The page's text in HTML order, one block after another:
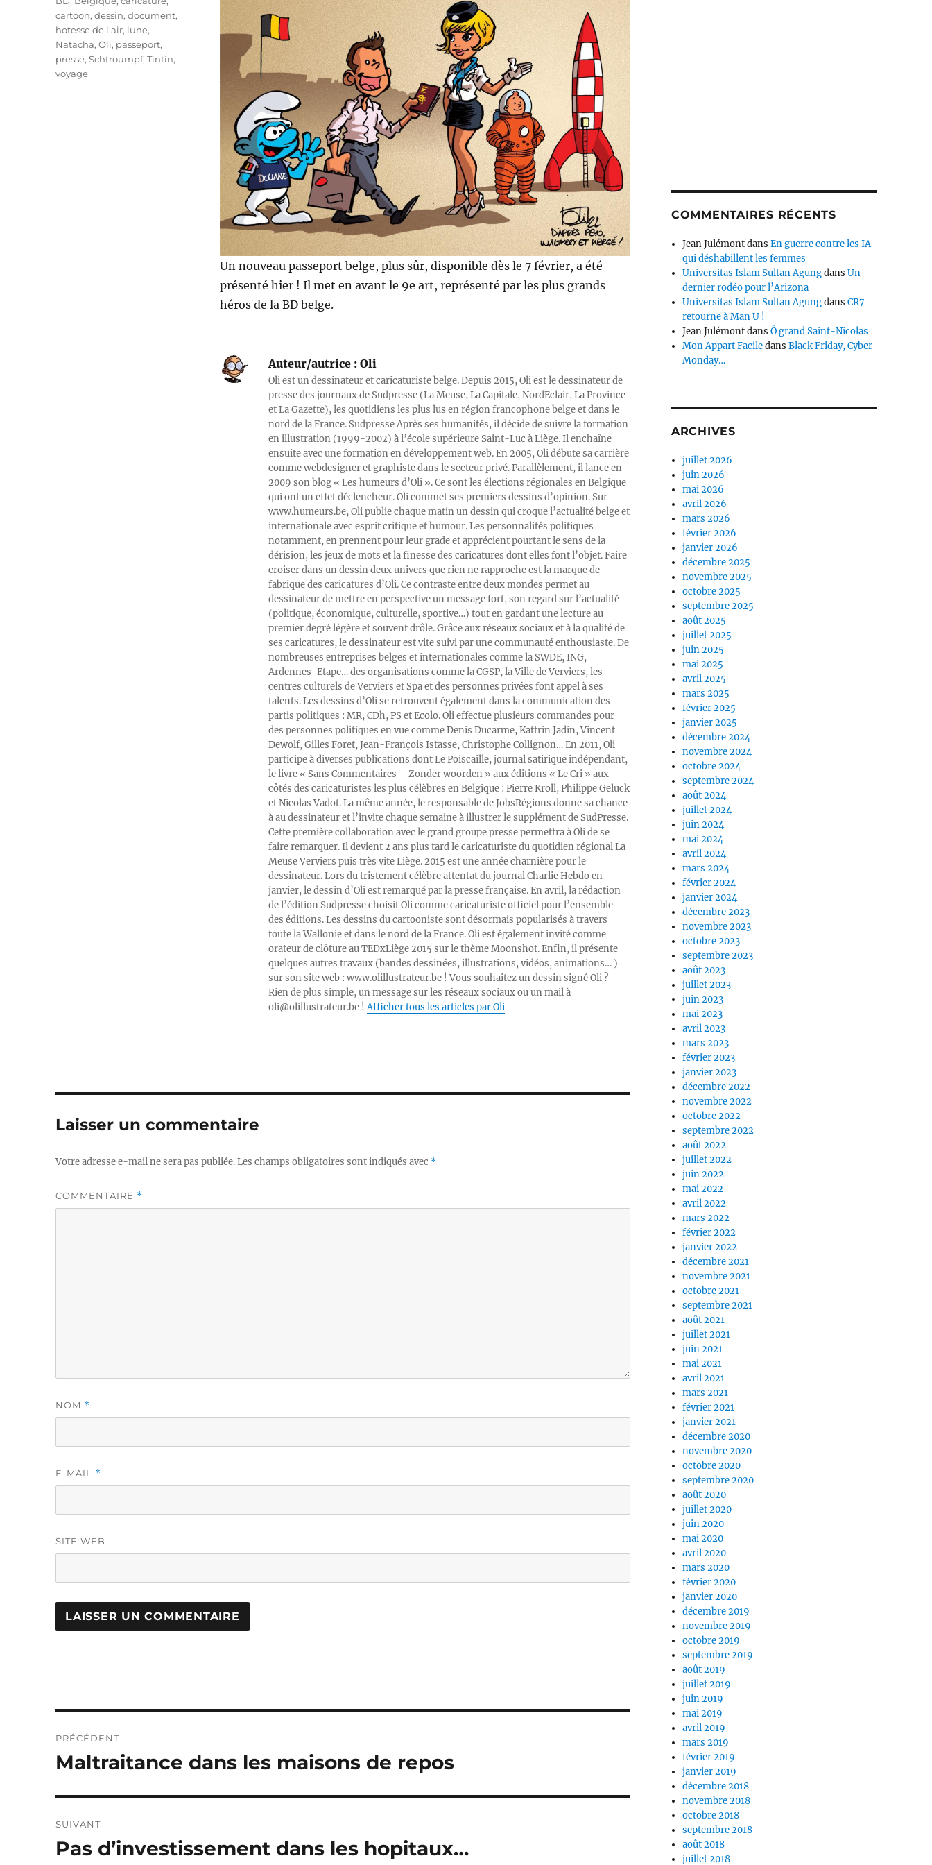
Un nouveau passeport belge, plus sûr, disponible dès le 7 février, a été
présenté hier ! Il met en avant le 9e art, représenté par les plus grands
héros de la BD belge.
Auteur/autrice :Oli
Oli est un dessinateur et caricaturiste belge. Depuis 2015, Oli est le dessinateur de
presse des journaux de Sudpresse (La Meuse, La Capitale, NordEclair, La Province
et La Gazette), les quotidiens les plus lus en région francophone belge et dans le
nord de la France. Sudpresse Après ses humanités, il décide de suivre la formation
en illustration (1999-2002) à l’école supérieure Saint-Luc à Liège. Il enchaîne
ensuite avec une formation en développement web. En 2005, Oli débute sa carrière
comme webdesigner et graphiste dans le secteur privé. Parallèlement, il lance en
2009 son blog « Les humeurs d’Oli ». Ce sont les élections régionales en Belgique
qui ont un effet déclencheur. Oli commet ses premiers dessins d’opinion. Sur
www.humeurs.be, Oli publie chaque matin un dessin qui croque l’actualité belge et
internationale avec esprit critique et humour. Les personnalités politiques
notamment, en prennent pour leur grade et apprécient pourtant le sens de la
dérision, les jeux de mots et la finesse des caricatures dont elles font l’objet. Faire
croiser dans un dessin deux univers que rien ne rapproche est la marque de
fabrique des caricatures d’Oli. Ce contraste entre deux mondes permet au
dessinateur de mettre en perspective un message fort, son regard sur l’actualité
(politique, économique, culturelle, sportive…) tout en gardant une lecture au
premier degré légère et souvent drôle. Grâce aux réseaux sociaux et à la qualité de
ses caricatures, le dessinateur est vite suivi par une communauté enthousiaste. De
nombreuses entreprises belges et internationales comme la SWDE, ING,
Ardennes-Etape… des organisations comme la CGSP, la Ville de Verviers, les
centres culturels de Verviers et Spa et des personnes privées font appel à ses
talents. Les dessins d’Oli se retrouvent également dans la communication des
partis politiques : MR, CDh, PS et Ecolo. Oli effectue plusieurs commandes pour
des personnes politiques en vue comme Denis Ducarme, Kattrin Jadin, Vincent
Dewolf, Gilles Foret, Jean-François Istasse, Christophe Collignon… En 2011, Oli
participe à diverses publications dont Le Poiscaille, journal satirique indépendant,
le livre « Sans Commentaires – Zonder woorden » aux éditions « Le Cri » aux
côtés des caricaturistes les plus célèbres en Belgique : Pierre Kroll, Philippe Geluck
et Nicolas Vadot. La même année, le responsable de JobsRégions donne sa chance
à au dessinateur et l’invite chaque semaine à illustrer le supplément de SudPresse.
Cette première collaboration avec le grand groupe presse permettra à Oli de se
faire remarquer. Il devient 2 ans plus tard le caricaturiste du quotidien régional La
Meuse Verviers puis très vite Liège. 2015 est une année charnière pour le
dessinateur. Lors du tristement célèbre attentat du journal Charlie Hebdo en
janvier, le dessin d’Oli est remarqué par la presse française. En avril, la rédaction
de l’édition Sudpresse choisit Oli comme caricaturiste officiel pour l’ensemble
des éditions. Les dessins du cartooniste sont désormais popularisés à travers
toute la Wallonie et dans le nord de la France. Oli est également invité comme
orateur de clôture au TEDxLiège 2015 sur le thème Moonshot. Enfin, il présente
quelques autres travaux (bandes dessinées, illustrations, vidéos, animations… )
sur son site web : www.olillustrateur.be ! Vous souhaitez un dessin signé Oli ?
Rien de plus simple, un message sur les réseaux sociaux ou un mail à
oli@olillustrateur.be !Afficher tous les articles par Oli
cartoon,dessin,document,
hotesse de l'air, lune,
Natacha,Oli, passeport,
presse,Schtroumpf,Tintin,
voyage
Laisser un commentaire
Votre adresse e-mail ne sera pas publiée.Les champs obligatoires sont indiqués avec *
COMMENTAIRE *
NOM *
E-MAIL *
SITE WEB
de
PRÉCÉDENT
Publication
Maltraitance dans les maisons de repos
SUIVANT
Publication
Pas d’investissement dans les hopitaux…
COMMENTAIRES RÉCENTS
Jean JulémontdansEn guerre contre les IA
qui déshabillent les femmes
Universitas Islam Sultan AgungdansUn
dernier rodéo pour l’Arizona
Universitas Islam Sultan AgungdansCR7
retourne à Man U !
Jean JulémontdansÔ grand Saint-Nicolas
Mon Appart FaciledansBlack Friday, Cyber
Monday…
ARCHIVES
juillet 2026
juin 2026
mai 2026
avril 2026
mars 2026
février 2026
janvier 2026
décembre 2025
novembre 2025
octobre 2025
septembre 2025
août 2025
juillet 2025
juin 2025
mai 2025
avril 2025
mars 2025
février 2025
janvier 2025
décembre 2024
novembre 2024
octobre 2024
septembre 2024
août 2024
juillet 2024
juin 2024
mai 2024
avril 2024
mars 2024
février 2024
janvier 2024
décembre 2023
novembre 2023
octobre 2023
septembre 2023
août 2023
juillet 2023
juin 2023
mai 2023
avril 2023
mars 2023
février 2023
janvier 2023
décembre 2022
novembre 2022
octobre 2022
septembre 2022
août 2022
juillet 2022
juin 2022
mai 2022
avril 2022
mars 2022
février 2022
janvier 2022
décembre 2021
novembre 2021
octobre 2021
septembre 2021
août 2021
juillet 2021
juin 2021
mai 2021
avril 2021
mars 2021
février 2021
janvier 2021
décembre 2020
novembre 2020
octobre 2020
septembre 2020
août 2020
juillet 2020
juin 2020
mai 2020
avril 2020
mars 2020
février 2020
janvier 2020
décembre 2019
novembre 2019
octobre 2019
septembre 2019
août 2019
juillet 2019
juin 2019
mai 2019
avril 2019
mars 2019
février 2019
janvier 2019
décembre 2018
novembre 2018
octobre 2018
septembre 2018
août 2018
juillet 2018